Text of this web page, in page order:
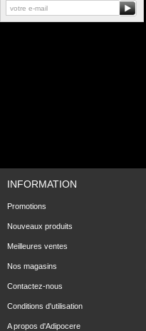
INFORMATION
Promotions
Nouveaux produits
Meilleures ventes
Nos magasins
Contactez-nous
Conditions d'utilisation
A propos d'Adipocere